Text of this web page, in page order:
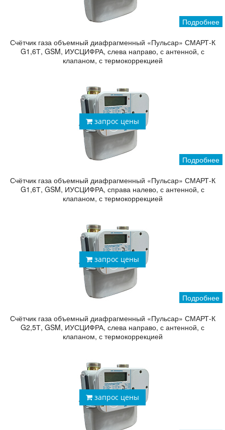
Подробнее
Счётчик газа объемный диафрагменный «Пульсар» СМАРТ-К
G1,6Т, GSM, ИУСЦИФРА, слева направо, с антенной, с
клапаном, с термокоррекцией
запрос цены
Подробнее
Счётчик газа объемный диафрагменный «Пульсар» СМАРТ-К
G1,6Т, GSM, ИУСЦИФРА, справа налево, с антенной, с
клапаном, с термокоррекцией
запрос цены
Подробнее
Счётчик газа объемный диафрагменный «Пульсар» СМАРТ-К
G2,5Т, GSM, ИУСЦИФРА, слева направо, с антенной, с
клапаном, с термокоррекцией
запрос цены